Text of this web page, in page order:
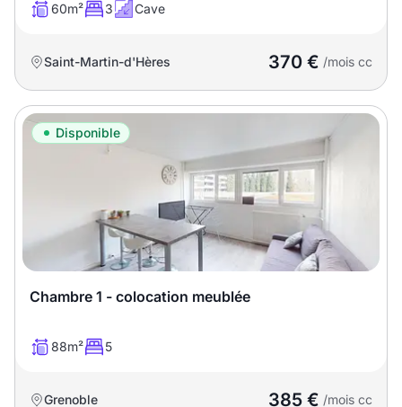
60m² 3 Cave
Saint-Martin-d'Hères 370 € /mois cc
Disponible
Chambre 1 - colocation meublée
88m² 5
Grenoble 385 € /mois cc